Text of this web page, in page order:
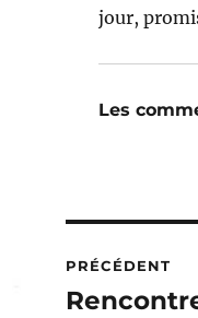
jour,
Les
de
PRÉCÉDENT
Publication